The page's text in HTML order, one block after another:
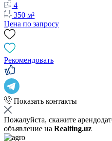
4
350 м²
Цена по запросу
Рекомендовать
Показать контакты
Пожалуйста, скажите
объявление на Realting.uz